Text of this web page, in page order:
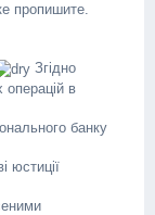
пропишите.
Згідно
в
банку
юстиції